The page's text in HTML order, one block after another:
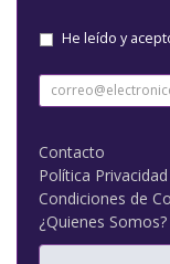
He leído y
Contacto
Política Privacidad
Condiciones de
¿Quienes Somos?